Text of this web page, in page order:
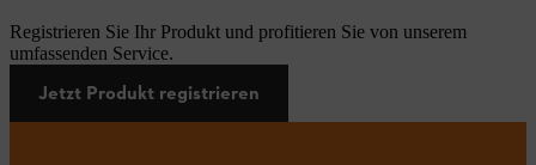
Registrieren Sie Ihr Produkt und profitieren Sie von unserem
umfassenden Service.
Jetzt Produkt registrieren